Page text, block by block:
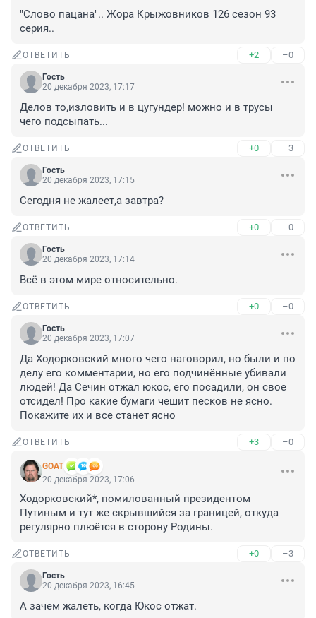
"Слово пацана".. Жора Крыжовников 126 сезон 93
серия..
ОТВЕТИТЬ +2 –0
Гость
20 декабря 2023, 17:17
Делов то,изловить и в цугундер! можно и в трусы
чего подсыпать...
ОТВЕТИТЬ +0 –3
Гость
20 декабря 2023, 17:15
Сегодня не жалеет,а завтра?
ОТВЕТИТЬ +0 –0
Гость
20 декабря 2023, 17:14
Всё в этом мире относительно.
ОТВЕТИТЬ +0 –0
Гость
20 декабря 2023, 17:07
Да Ходорковский много чего наговорил, но были и по
делу его комментарии, но его подчинённые убивали
людей! Да Сечин отжал юкос, его посадили, он свое
отсидел! Про какие бумаги чешит песков не ясно.
Покажите их и все станет ясно
ОТВЕТИТЬ +3 –0
GOAT
20 декабря 2023, 17:06
Ходорковский*, помилованный президентом
Путиным и тут же скрывшийся за границей, откуда
регулярно плюётся в сторону Родины.
ОТВЕТИТЬ +0 –3
Гость
20 декабря 2023, 16:45
А зачем жалеть, когда Юкос отжат.